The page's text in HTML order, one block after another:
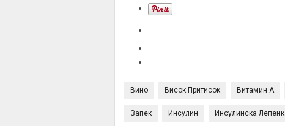
Вино Висок Притисок Витамин А
Запек Инсулин Инсулинска